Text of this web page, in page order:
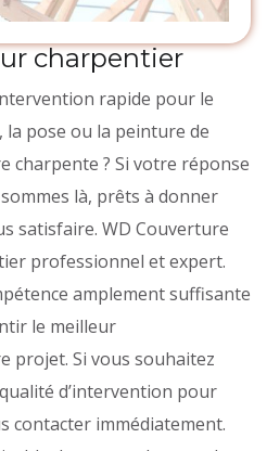
charpentier
rapide pour le
pose ou la peinture de
charpente ? Si votre réponse
là, prêts à donner
satisfaire. WD Couverture
professionnel et expert.
amplement suffisante
le meilleur
projet. Si vous souhaitez
d’intervention pour
contacter immédiatement.